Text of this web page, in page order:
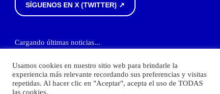
SÍGUENOS EN X (TWITTER) ↗
Cargando últimas noticias...
Usamos cookies en nuestro sitio web para brindarle la
experiencia más relevante recordando sus preferencias y visitas
repetidas. Al hacer clic en "Aceptar", acepta el uso de TODAS
las cookies.